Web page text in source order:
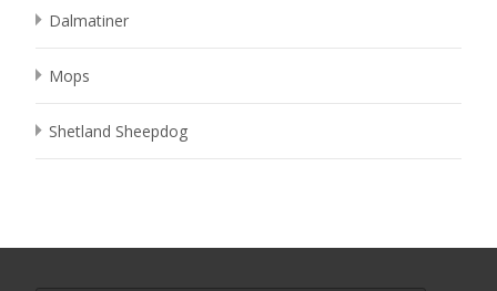
Dalmatiner
Mops
Shetland Sheepdog